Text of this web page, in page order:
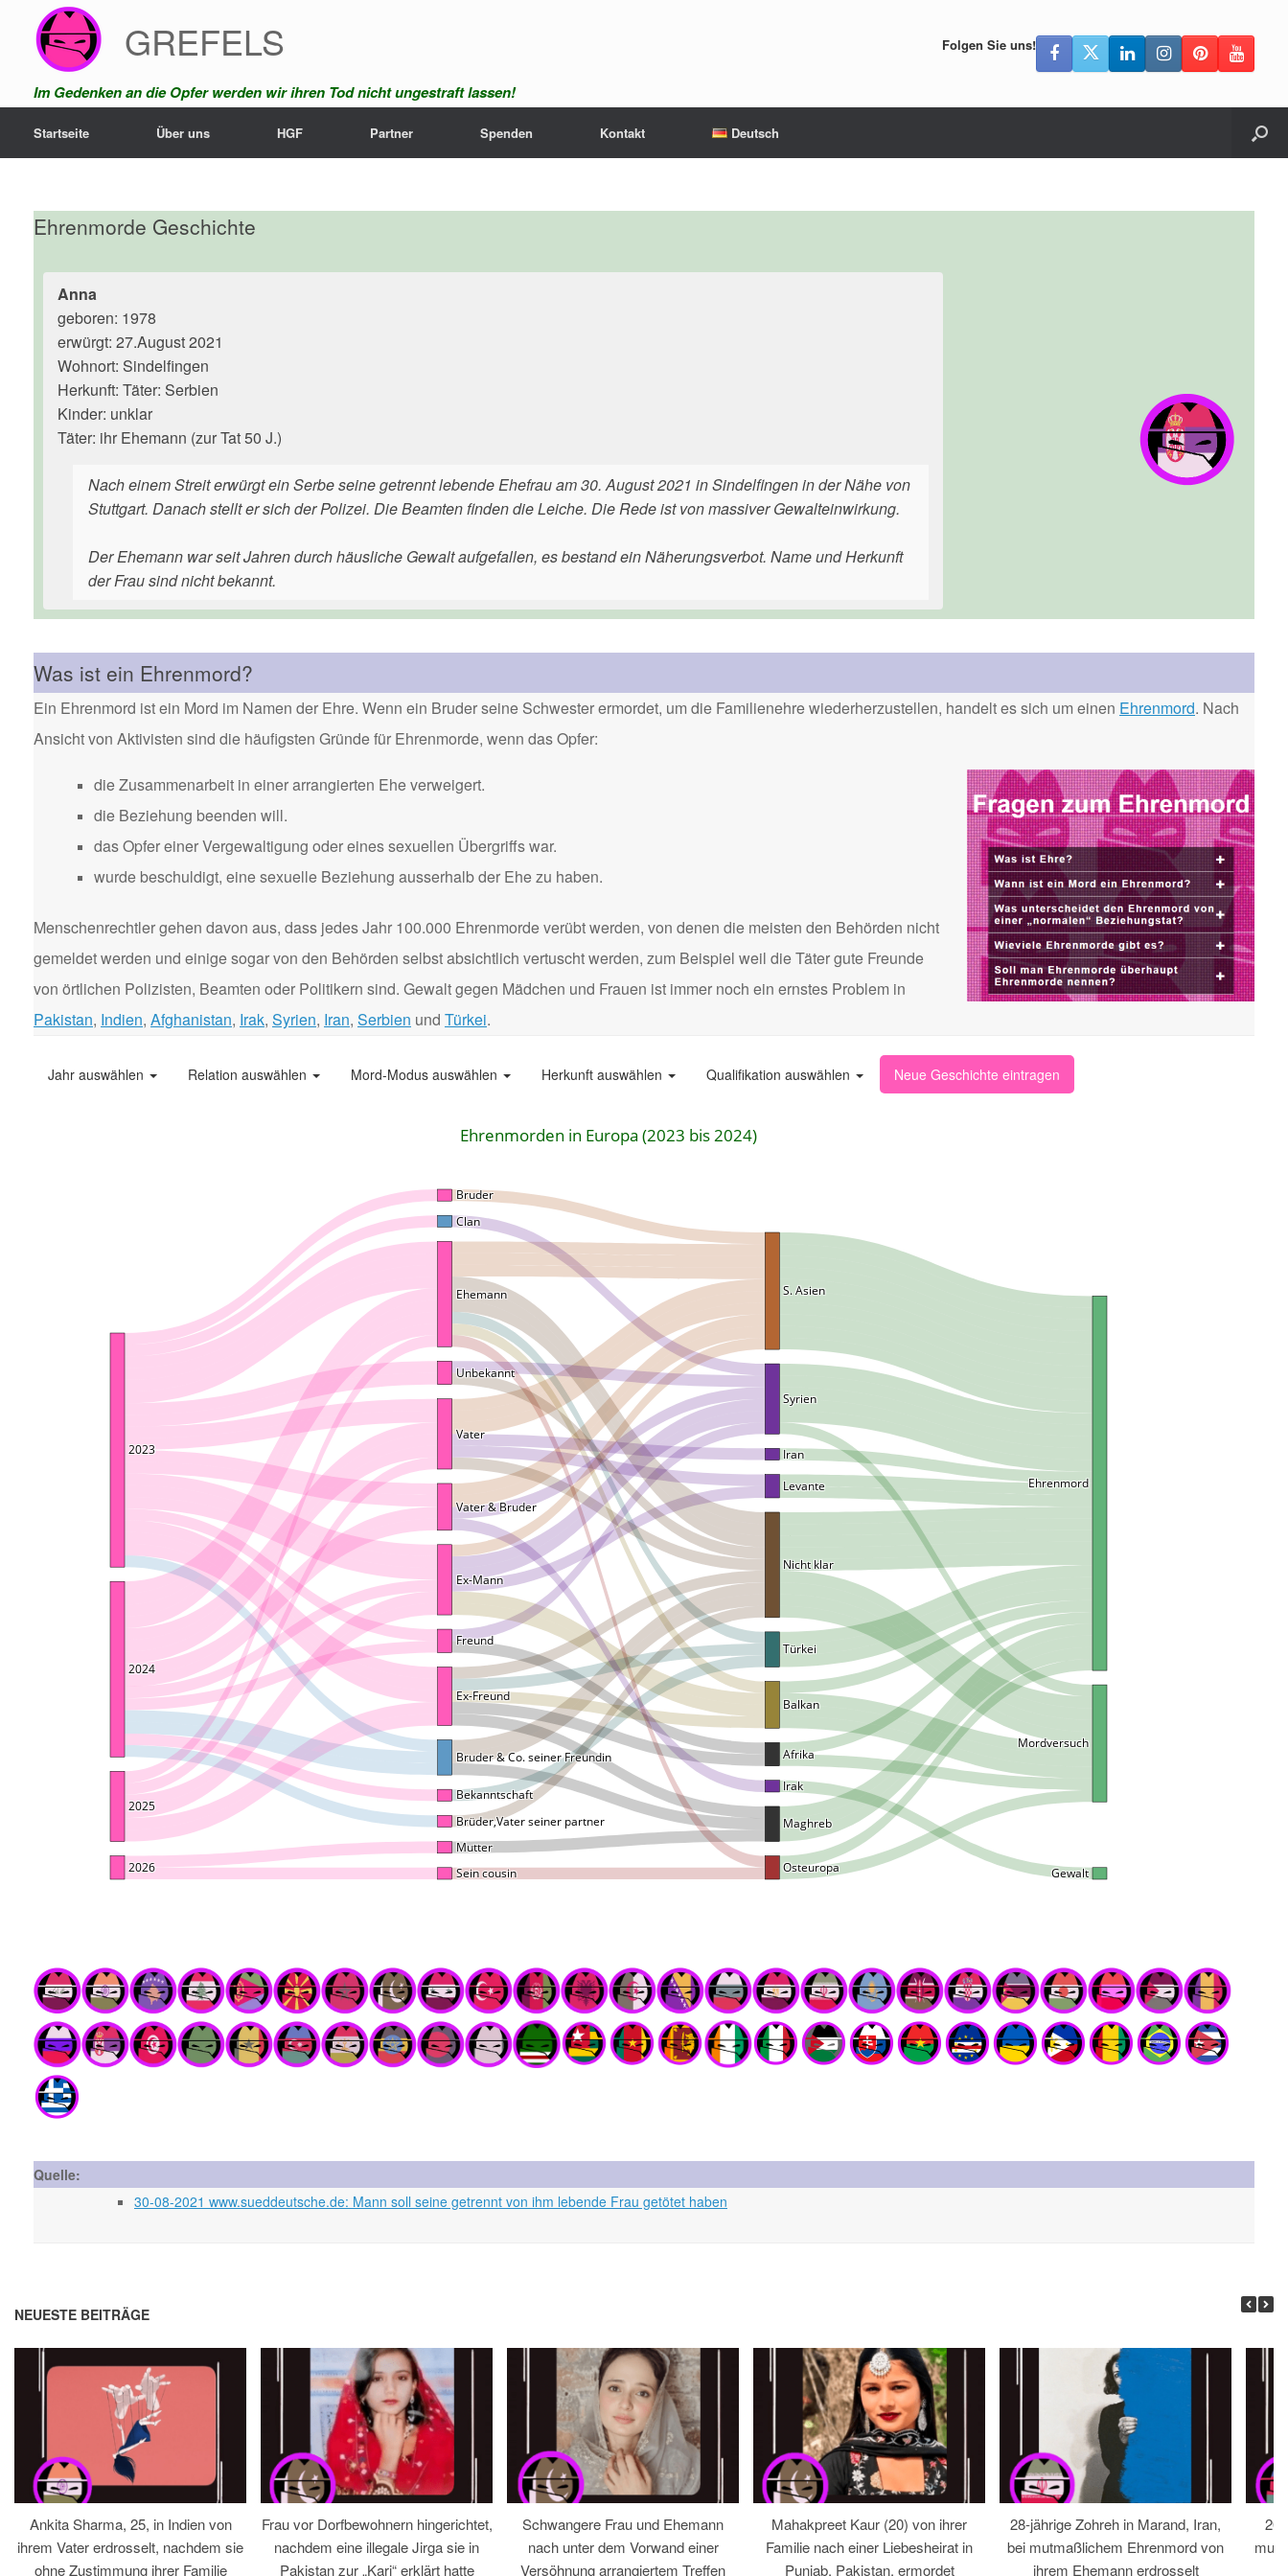
springen
GREFELS
Im Gedenken an die Opfer werden wir ihren Tod nicht ungestraft lassen!
Folgen Sie uns!
Startseite Über uns HGF Partner Spenden Kontakt Deutsch
Ehrenmorde Geschichte
Anna
geboren: 1978
erwürgt: 27.August 2021
Wohnort: Sindelfingen
Herkunft: Täter: Serbien
Kinder: unklar
Täter: ihr Ehemann (zur Tat 50 J.)
Nach einem Streit erwürgt ein Serbe seine getrennt lebende Ehefrau am 30. August 2021 in Sindelfingen in der Nähe von
Stuttgart. Danach stellt er sich der Polizei. Die Beamten finden die Leiche. Die Rede ist von massiver Gewalteinwirkung.
Der Ehemann war seit Jahren durch häusliche Gewalt aufgefallen, es bestand ein Näherungsverbot. Name und Herkunft
der Frau sind nicht bekannt.
Was ist ein Ehrenmord?
Ein Ehrenmord ist ein Mord im Namen der Ehre. Wenn ein Bruder seine Schwester ermordet, um die Familienehre wiederherzustellen, handelt es sich um einen Ehrenmord. Nach
Ansicht von Aktivisten sind die häufigsten Gründe für Ehrenmorde, wenn das Opfer:
die Zusammenarbeit in einer arrangierten Ehe verweigert.
die Beziehung beenden will.
das Opfer einer Vergewaltigung oder eines sexuellen Übergriffs war.
wurde beschuldigt, eine sexuelle Beziehung ausserhalb der Ehe zu haben.
Menschenrechtler gehen davon aus, dass jedes Jahr 100.000 Ehrenmorde verübt werden, von denen die meisten den Behörden nicht
gemeldet werden und einige sogar von den Behörden selbst absichtlich vertuscht werden, zum Beispiel weil die Täter gute Freunde
von örtlichen Polizisten, Beamten oder Politikern sind. Gewalt gegen Mädchen und Frauen ist immer noch ein ernstes Problem in
Pakistan, Indien, Afghanistan, Irak, Syrien, Iran, Serbien und Türkei.
Quelle:
30-08-2021 www.sueddeutsche.de: Mann soll seine getrennt von ihm lebende Frau getötet haben
NEUESTE BEITRÄGE
Ankita Sharma, 25, in Indien von
ihrem Vater erdrosselt, nachdem sie
ohne Zustimmung ihrer Familie
Frau vor Dorfbewohnern hingerichtet,
nachdem eine illegale Jirga sie in
Pakistan zur „Kari“ erklärt hatte
Schwangere Frau und Ehemann
nach unter dem Vorwand einer
Versöhnung arrangiertem Treffen
Mahakpreet Kaur (20) von ihrer
Familie nach einer Liebesheirat in
Punjab, Pakistan, ermordet
28-jährige Zohreh in Marand, Iran,
bei mutmaßlichem Ehrenmord von
ihrem Ehemann erdrosselt